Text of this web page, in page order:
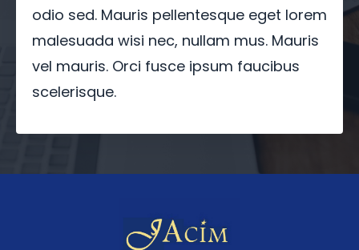
odio sed. Mauris pellentesque eget lorem
malesuada wisi nec, nullam mus. Mauris
vel mauris. Orci fusce ipsum faucibus
scelerisque.